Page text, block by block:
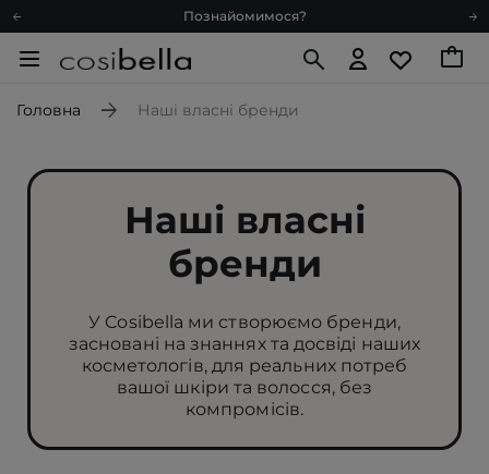
Познайомимося?
Доставка з любов'ю
Блог
Запитай косметолога
Познайомимося?
Доставка з любов'ю
Подарункові картки
Головна Наші власні бренди
Наші власні
бренди
У Cosibella ми створюємо бренди,
засновані на знаннях та досвіді наших
косметологів, для реальних потреб
вашої шкіри та волосся, без
компромісів.